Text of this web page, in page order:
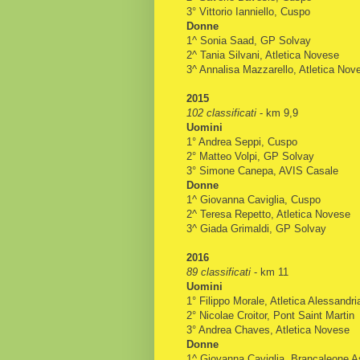
3° Vittorio Ianniello, Cuspo
Donne
1^ Sonia Saad, GP Solvay
2^ Tania Silvani, Atletica Novese
3^ Annalisa Mazzarello, Atletica
2015
102 classificati - km 9,9
Uomini
1° Andrea Seppi, Cuspo
2° Matteo Volpi, GP Solvay
3° Simone Canepa, AVIS Casale
Donne
1^ Giovanna Caviglia, Cuspo
2^ Teresa Repetto, Atletica Novese
3^ Giada Grimaldi, GP Solvay
2016
89 classificati - km 11
Uomini
1° Filippo Morale, Atletica
2° Nicolae Croitor, Pont Saint Martin
3° Andrea Chaves, Atletica Novese
Donne